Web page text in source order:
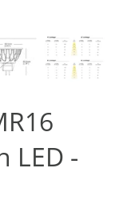
LED -